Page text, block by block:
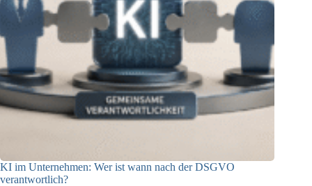
KI im Unternehmen: Wer ist wann nach der DSGVO
verantwortlich?